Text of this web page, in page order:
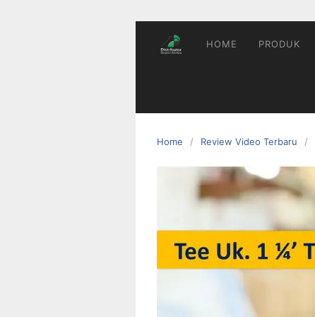
HOME PRODUK
Home Review Video Terbaru